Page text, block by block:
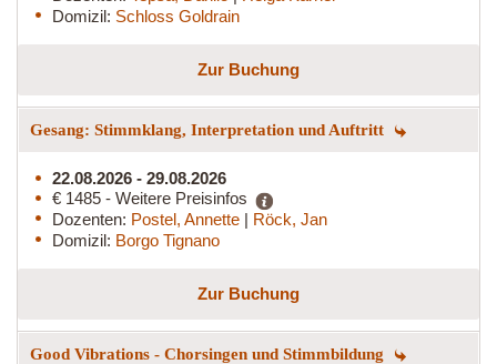
Domizil: Schloss Goldrain
Zur Buchung
Gesang: Stimmklang, Interpretation und Auftritt
22.08.2026 - 29.08.2026
€ 1485 - Weitere Preisinfos
Dozenten: Postel, Annette | Röck, Jan
Domizil: Borgo Tignano
Zur Buchung
Good Vibrations - Chorsingen und Stimmbildung